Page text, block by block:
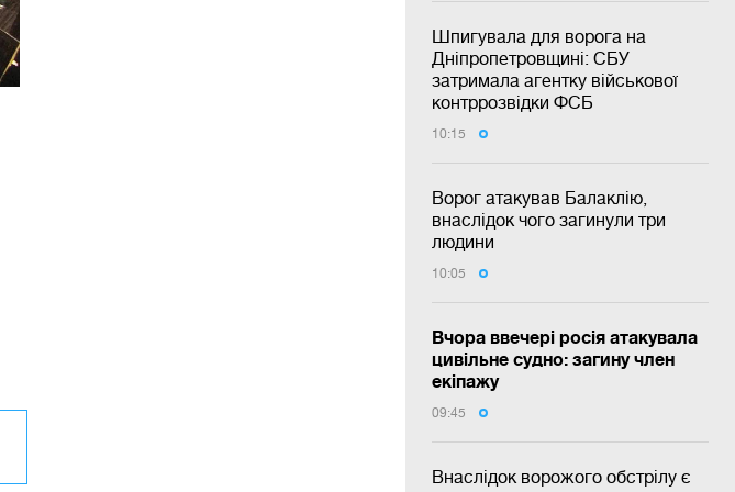
Шпигувала для ворога на
Дніпропетровщині: СБУ
затримала агентку військової
контррозвідки ФСБ
10:15
Ворог атакував Балаклію,
внаслідок чого загинули три
людини
10:05
Вчора ввечері росія атакувала
цивільне судно: загину член
екіпажу
09:45
Внаслідок ворожого обстрілу є